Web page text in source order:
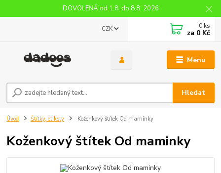
DOVOLENÁ od 1.8. do 8.8. 2026
Menu
CZK
Hledat
0 ks
za 0 Kč
Úvod Štítky, etikety Koženkový štítek Od maminky
Koženkový štítek Od maminky